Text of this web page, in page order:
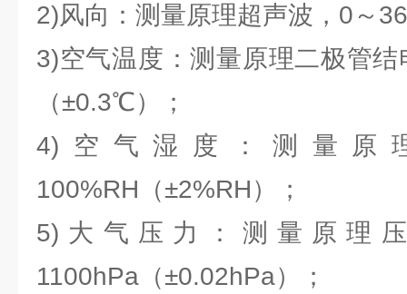
2)风向：测量原理超声波，0～
3)空气温度：测量原理二极管
（±0.3℃）；
4)空气湿度：测量原
100%RH（±2%RH）；
5)大气压力：测量原理
1100hPa（±0.02hPa）；